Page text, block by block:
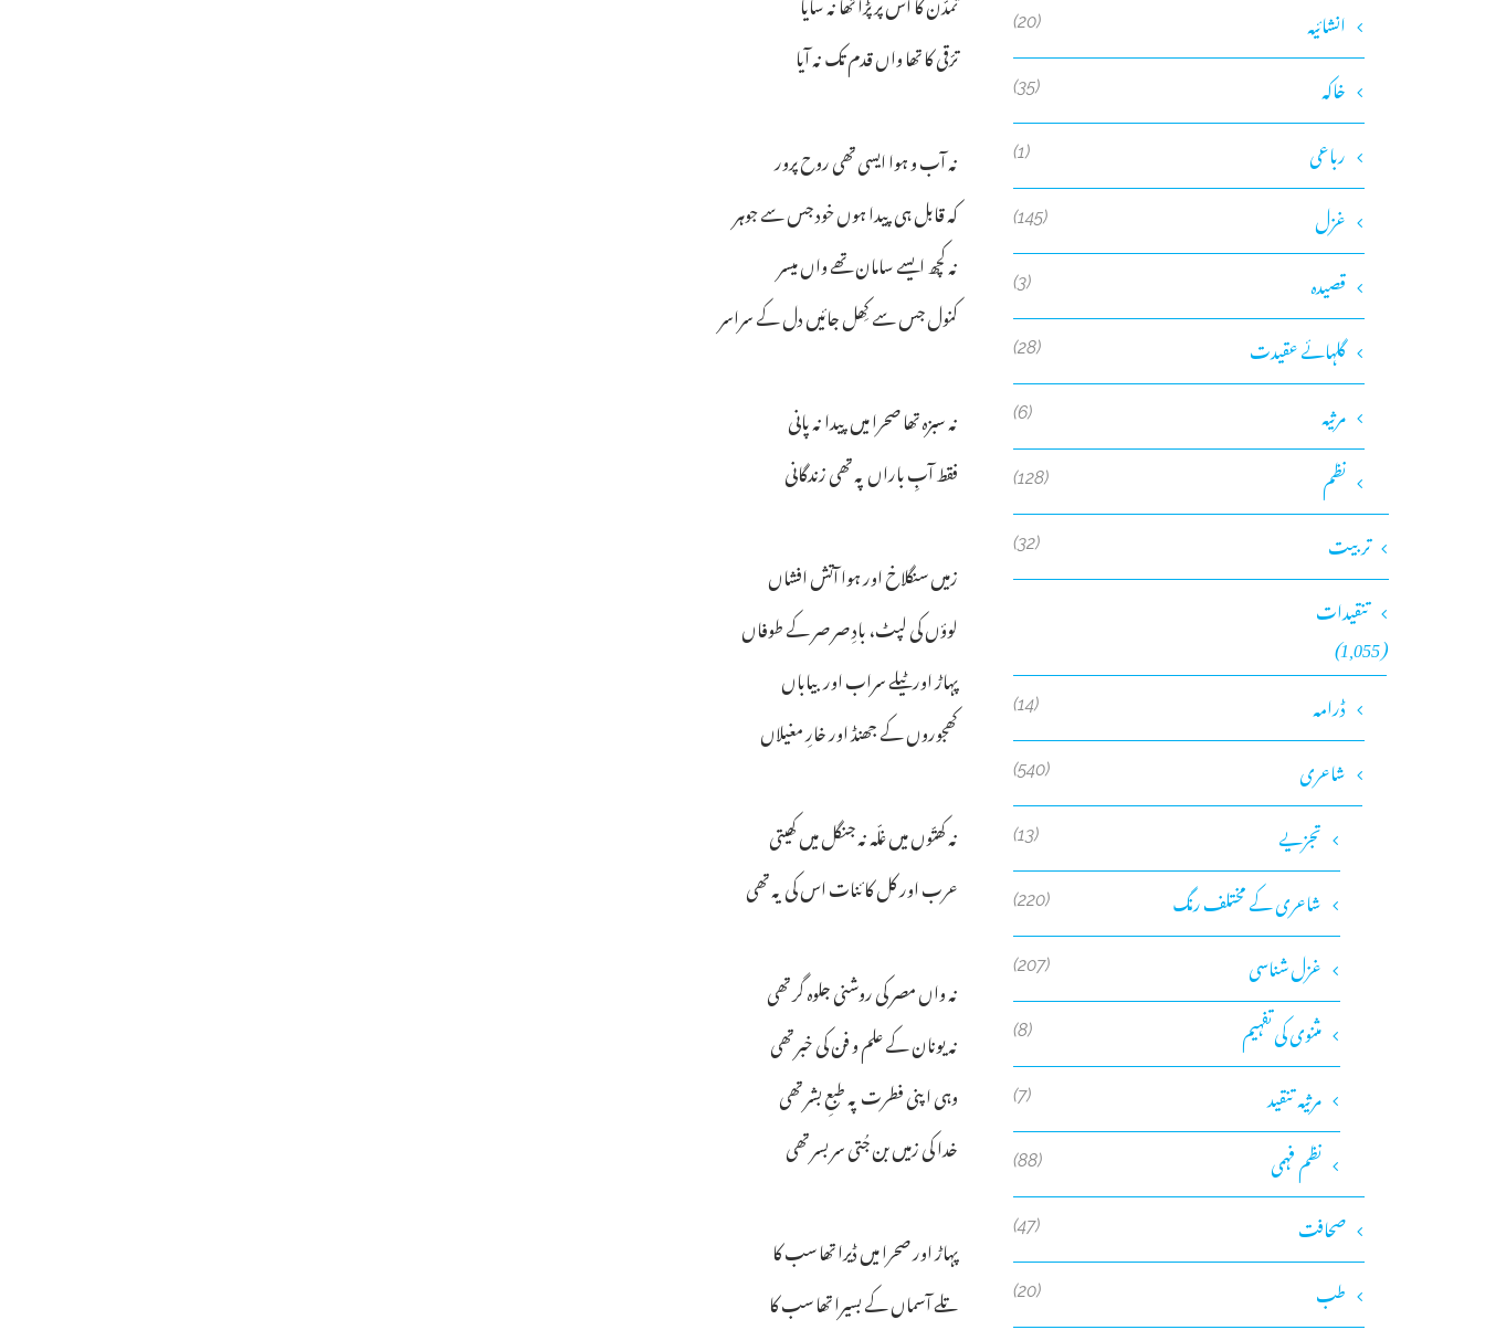
ترّقی کا تھا واں قدم تک نہ آیا
نہ آب و ہوا ایسی تھی روح پرور
کہ قابل ہی پیدا ہوں خود جس سے جوہر
نہ کچھ ایسے سامان تھے واں میسر
کنول جس سے کِھل جائیں دل کے سراسر
نہ سبزہ تھا صحرا میں پیدا نہ پانی
فقط آبِ باراں پہ تھی زندگانی
زمیں سنگلاخ اور ہوا آتش افشاں
لوؤں کی لپٹ، بادِ صر صر کے طوفاں
پہاڑ اور ٹیلے سراب اور بیاباں
کھجوروں کے جھنڈ اور خارِ مغیلاں
نہ کھتّوں میں غلّہ نہ جنگل میں کھیتی
عرب اور کل کائنات اس کی یہ تھی
نہ واں مصر کی روشنی جلوہ گر تھی
نہ یونان کے علم و فن کی خبر تھی
وہی اپنی فطرت پہ طبعِ بشر تھی
خدا کی زمیں بن جُتی سر بسر تھی
پہاڑ اور صحرا میں ڈیرا تھا سب کا
تلے آسماں کے بسیرا تھا سب کا
انشائیہ (20)
خاکہ (35)
رباعی (1)
غزل (145)
قصیدہ (3)
گلہائے عقیدت (28)
مرثیہ (6)
نظم (128)
تربیت (32)
تنقیدات
(1,055)
ڈرامہ
(14)
شاعری (540)
تجزیے (13)
شاعری کے مختلف رنگ (220)
غزل شناسی (207)
مثنوی کی تفہیم (8)
مرثیہ تنقید (7)
نظم فہمی (88)
صحافت (47)
طب (20)